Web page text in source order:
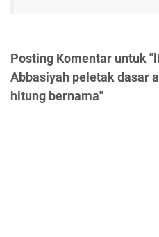
Posting Komentar untuk
Abbasiyah peletak dasar
hitung bernama"